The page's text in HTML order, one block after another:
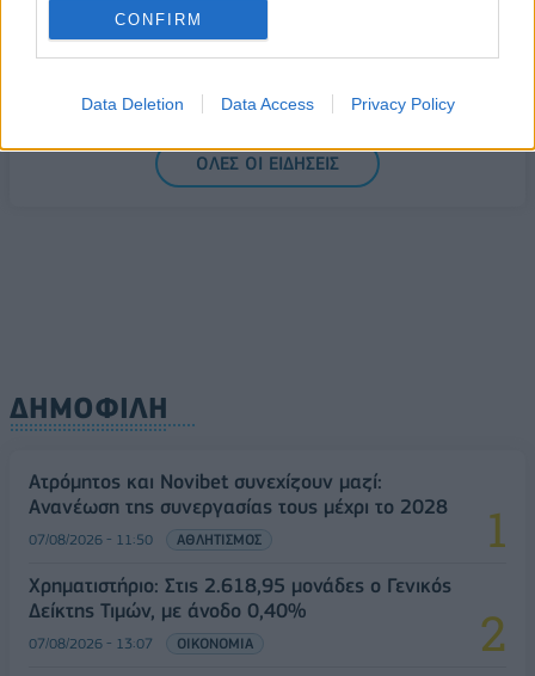
CONFIRM
Data Deletion Data Access Privacy Policy
07/08/2026 - 14:11 ΕΛΛΑΔΑ
υπογράφουν κοινή αμυντική συμφωνία
ΟΛΕΣ ΟΙ ΕΙΔΗΣΕΙΣ
ΔΗΜΟΦΙΛΗ
Ατρόμητος και Novibet συνεχίζουν μαζί:
Ανανέωση της συνεργασίας τους μέχρι το 2028
07/08/2026 - 11:50 ΑΘΛΗΤΙΣΜΟΣ
Χρηματιστήριο: Στις 2.618,95 μονάδες ο Γενικός
Δείκτης Τιμών, με άνοδο 0,40%
07/08/2026 - 13:07 ΟΙΚΟΝΟΜΙΑ